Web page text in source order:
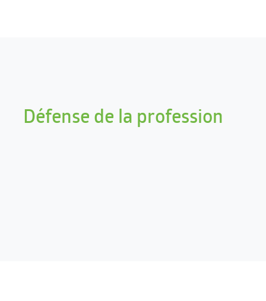
Défense de la profession